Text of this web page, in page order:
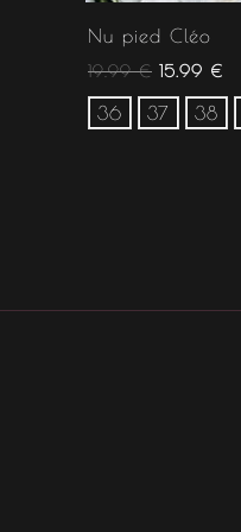
Nu pied Cléo
19.99€ 15.99 €
36 37 38